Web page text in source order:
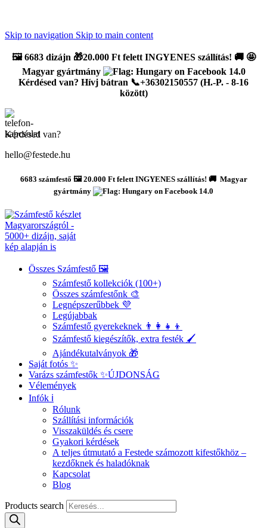
Skip to navigation Skip to main content
🖼️6683 dizájn 🎁20.000 Ft felett INGYENES szállítás! 🚚 🤩
Magyar gyártmány
Kérdésed van? Hívj bátran 📞+36302150557 (H.-P. - 8-16
között)
Kérdésed van?
hello@festede.hu
6683 számfestő 🖼️ 20.000 Ft felett INGYENES szállítás! 🚚 Magyar
gyártmány
Összes Számfestő 🖼️
Számfestő kollekciók (100+)
Összes számfestőnk 🎨
Legnépszerűbbek 💜
Legújabbak
Számfestő gyerekeknek 👨‍👩‍👧‍👦
Számfestő kiegészítők, extra festék 🖌️
Ajándékutalványok 🎁
Saját fotós ✨
Varázs számfestők ✨ÚJDONSÁG
Vélemények
Infók ℹ️
Rólunk
Szállítási információk
Visszaküldés és csere
Gyakori kérdések
A teljes útmutató a Festede számozott kifestőkhöz –
kezdőknek és haladóknak
Kapcsolat
Blog
Products search